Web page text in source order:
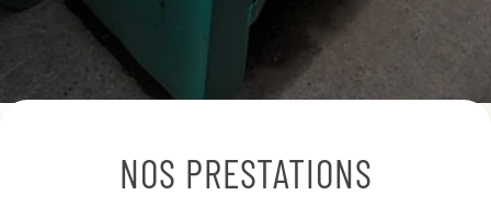
NOS PRESTATIONS